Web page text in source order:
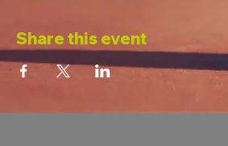
Share this event